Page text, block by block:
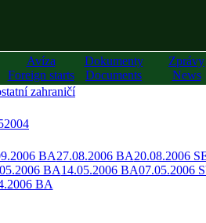
Avíza
Foreign starts
Dokumenty
Documents
Zprávy
News
zahraničí
2004
BA27.08.2006 BA20.08.2006
BA14.05.2006 BA07.05.2006
BA